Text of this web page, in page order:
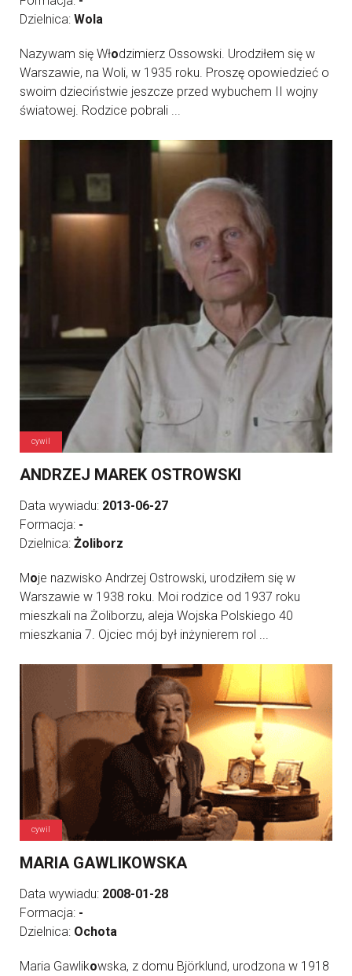
Dzielnica: Wola
Nazywam się Włodzimierz Ossowski. Urodziłem się w
Warszawie, na Woli, w 1935 roku. Proszę opowiedzieć o
swoim dzieciństwie jeszcze przed wybuchem II wojny
światowej. Rodzice pobrali ...
cywil
ANDRZEJ MAREK OSTROWSKI
Data wywiadu: 2013-06-27
Formacja: -
Dzielnica: Żoliborz
Moje nazwisko Andrzej Ostrowski, urodziłem się w
Warszawie w 1938 roku. Moi rodzice od 1937 roku
mieszkali na Żoliborzu, aleja Wojska Polskiego 40
mieszkania 7. Ojciec mój był inżynierem rol ...
cywil
MARIA GAWLIKOWSKA
Data wywiadu: 2008-01-28
Formacja: -
Dzielnica: Ochota
Maria Gawlikowska, z domu Björklund, urodzona w 1918